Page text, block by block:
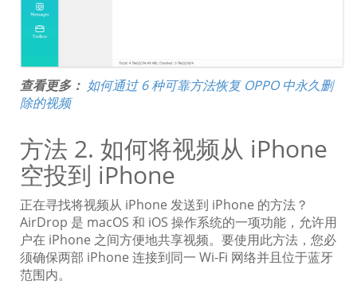
查看更多： 如何通过 6 种可靠方法恢复 OPPO 中永久删
除的视频
方法 2. 如何将视频从 iPhone
空投到 iPhone
正在寻找将视频从 iPhone 发送到 iPhone 的方法？
AirDrop 是 macOS 和 iOS 操作系统的一项功能，允许用
户在 iPhone 之间方便地共享视频。要使用此方法，您必
须确保两部 iPhone 连接到同一 Wi-Fi 网络并且位于蓝牙
范围内。